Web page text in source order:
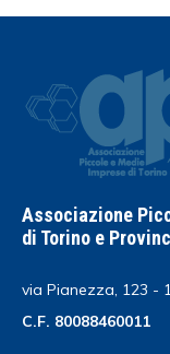
Associazione
di Torino e
via Pianezza, 123 -
C.F. 80088460011